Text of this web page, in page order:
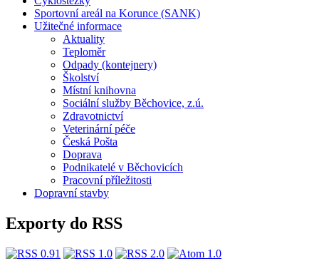
Sportovní areál na Korunce (SANK)
Užitečné informace
Aktuality
Teploměr
Odpady (kontejnery)
Školství
Místní knihovna
Sociální služby Běchovice, z.ú.
Zdravotnictví
Veterinární péče
Česká Pošta
Doprava
Podnikatelé v Běchovicích
Pracovní příležitosti
Dopravní stavby
Exporty do RSS